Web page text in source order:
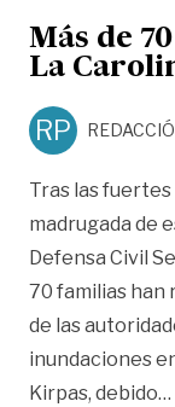
Más de
La
RP
Tras las
madrugada de
Defensa Civil
70 familias han
de las
inundaciones
Kirpas, debido…